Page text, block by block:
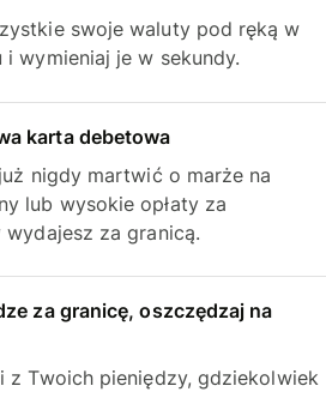
swoje waluty pod ręką w
i wymieniaj je w sekundy.
karta debetowa
nigdy martwić o marże na
lub wysokie opłaty za
za granicą.
za granicę, oszczędzaj na
z Twoich pieniędzy, gdziekolwiek